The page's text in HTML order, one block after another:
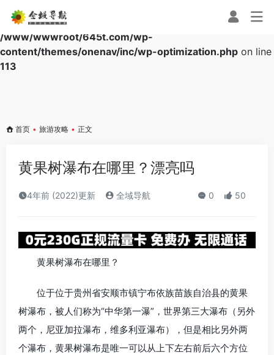
Warning: Array to string conversion in
/www/wwwroot/645t.com/wp-
content/themes/onenav/inc/wp-optimization.php on line
113
首页 • 旅游攻略 • 正文
黄果树瀑布在哪里？漂亮吗
4年前 (2022)更新 全域导航 0 50
黄果树瀑布在哪里？
位于位于贵州省安顺市镇宁布依族苗族自治县的黄果
树瀑布，被人们称为“中华第一瀑”，世界第三大瀑布（另外
两个，尼亚加拉瀑布，维多利亚瀑布），但是相比另外两
个瀑布，黄果树瀑布是唯一可以从上下左右前后六个方位